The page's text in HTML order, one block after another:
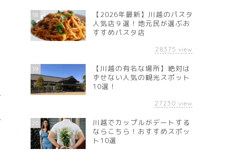
18
【2026年最新】川越のパスタ
人気店９選！地元民が選ぶお
すすめパスタ店
28375 view
19
【川越の有名な場所】絶対は
ずせない人気の観光スポット
10選！
27230 view
20
川越でカップルがデートする
ならこちら！おすすめスポッ
ト10選